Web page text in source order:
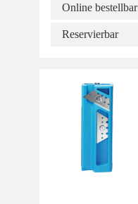
Online bestellbar
Reservierbar